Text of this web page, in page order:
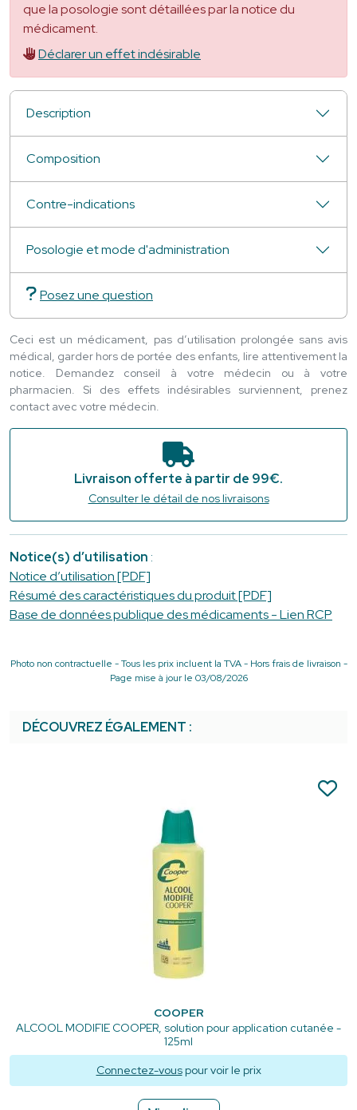
que la posologie sont détaillées par la notice du
médicament.
Déclarer un effet indésirable
Description
Composition
Contre-indications
Posologie et mode d'administration
Posez une question
Ceci est un médicament, pas d’utilisation prolongée sans avis
médical, garder hors de portée des enfants, lire attentivement la
notice. Demandez conseil à votre médecin ou à votre
pharmacien. Si des effets indésirables surviennent, prenez
contact avec votre médecin.
Livraison offerte à partir de 99€.
Consulter le détail de nos livraisons
Notice(s) d’utilisation :
Notice d’utilisation [PDF]
Résumé des caractéristiques du produit [PDF]
Base de données publique des médicaments - Lien RCP
Photo non contractuelle - Tous les prix incluent la TVA - Hors frais de livraison -
Page mise à jour le 03/08/2026
DÉCOUVREZ ÉGALEMENT :
COOPER
ALCOOL MODIFIE COOPER, solution pour application cutanée -
125ml
Connectez-vouspour voir le prix